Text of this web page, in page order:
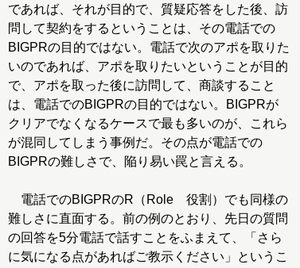
であれば、それが目的で、質疑応答をした後、訪
問して契約をするということは、その電話での
BIGPRの目的ではない。電話で次のアポを取りた
いのであれば、アポを取りたいということが目的
で、アポを取った後に訪問して、商談すること
は、電話でのBIGPRの目的ではない。BIGPRが
クリアでなくなるケースで最も多いのが、これら
が混同してしまう事例だ。その点が電話での
BIGPRの難しさで、陥り易い罠と言える。
電話でのBIGPRのR（Role 役割）でも同様の
難しさに直面する。前の例のとおり、先日の質問
の回答を5分電話で話すことをふまえて、「さら
に気になる点があればご教示ください」というこ